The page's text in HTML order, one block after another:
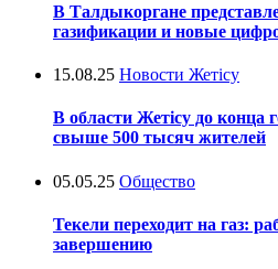
В Талдыкоргане
газификации и новые
15.08.25 Новости Жетісу
В области Жетісу до конца
свыше 500 тысяч жителей
05.05.25 Общество
Текели переходит на газ:
завершению